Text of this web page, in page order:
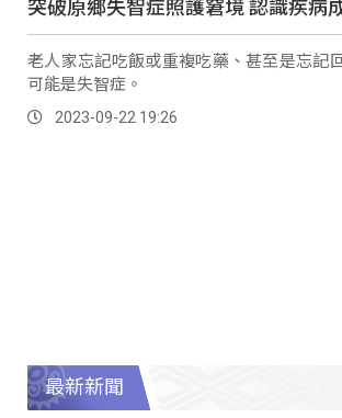
老人家忘記吃飯或重複吃藥、甚至是忘記
可能是失智症。
2023-09-22 19:26
最新新聞